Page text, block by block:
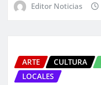
Editor Noticias
ARTE CULTURA
LOCALES